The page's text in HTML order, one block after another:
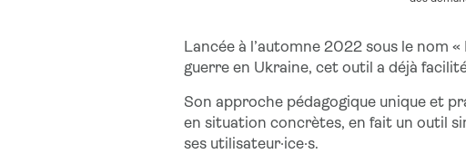
Lancée à l’automne 2022 sous le nom
guerre en Ukraine, cet outil a déjà
Son approche pédagogique unique et
en situation concrètes, en fait un outil
ses utilisateur·ice·s.